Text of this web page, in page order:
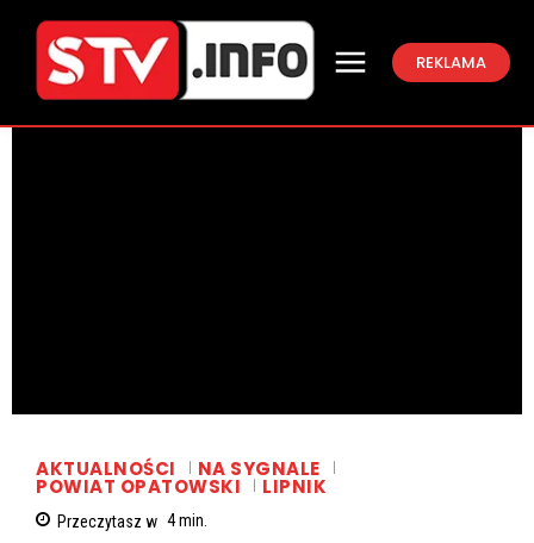
REKLAMA
AKTUALNOŚCI NA SYGNALE
POWIAT OPATOWSKI LIPNIK
Przeczytasz w 4min.